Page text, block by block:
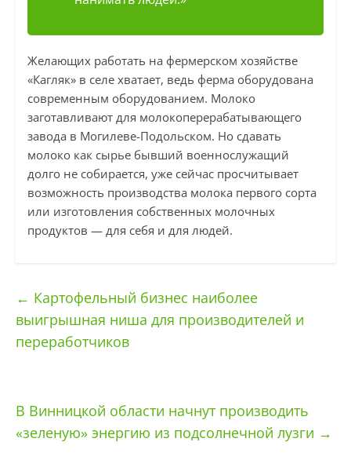
Желающих работать на фермерском хозяйстве
«Кагляк» в селе хватает, ведь ферма оборудована
современным оборудованием. Молоко
заготавливают для молокоперерабатывающего
завода в Могилеве-Подольском. Но сдавать
молоко как сырье бывший военнослужащий
долго не собирается, уже сейчас просчитывает
возможность производства молока первого сорта
или изготовления собственных молочных
продуктов — для себя и для людей.
← Картофельный бизнес наиболее
выигрышная ниша для производителей и
переработчиков
В Винницкой области начнут производить
«зеленую» энергию из подсолнечной лузги →